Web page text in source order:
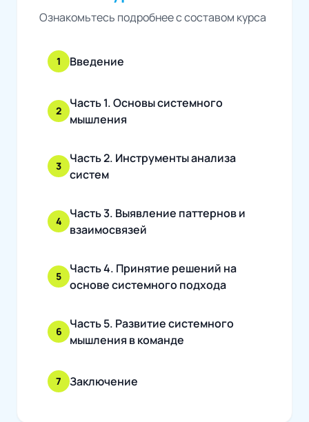
Ознакомьтесь подробнее с составом курса
1 Введение
2
Часть 1. Основы системного
мышления
3
Часть 2. Инструменты анализа
систем
4
Часть 3. Выявление паттернов и
взаимосвязей
5
Часть 4. Принятие решений на
основе системного подхода
6
Часть 5. Развитие системного
мышления в команде
7 Заключение